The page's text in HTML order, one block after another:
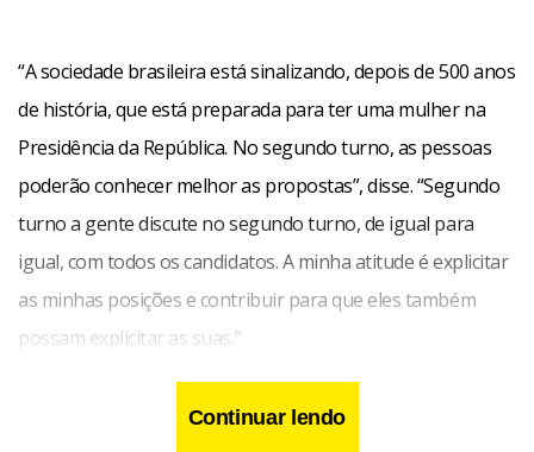
“A sociedade brasileira está sinalizando, depois de 500 anos
de história, que está preparada para ter uma mulher na
Presidência da República. No segundo turno, as pessoas
poderão conhecer melhor as propostas”, disse. “Segundo
turno a gente discute no segundo turno, de igual para
igual, com todos os candidatos. A minha atitude é explicitar
as minhas posições e contribuir para que eles também
possam explicitar as suas.”
Continuar lendo